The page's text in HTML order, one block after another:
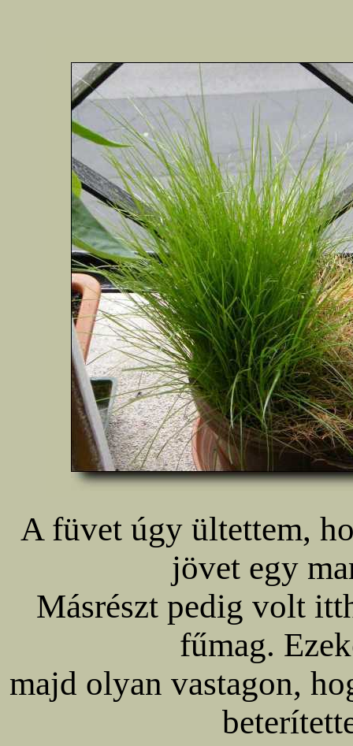
A füvet úgy ültettem,
jövet egy
Másrészt pedig volt
fűmag.
majd olyan vastagon,